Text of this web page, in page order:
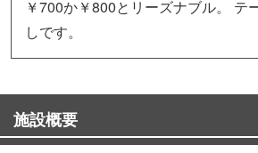
￥700か￥800とリーズナブル。 テ
しです。
施設概要